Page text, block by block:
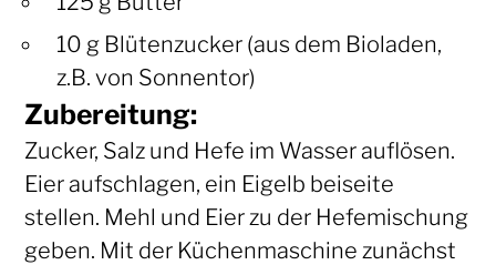
10 g Blütenzucker (aus dem Bioladen,
z.B. von Sonnentor)
Zubereitung:
Zucker, Salz und Hefe im Wasser auflösen.
Eier aufschlagen, ein Eigelb beiseite
stellen. Mehl und Eier zu der Hefemischung
geben. Mit der Küchenmaschine zunächst